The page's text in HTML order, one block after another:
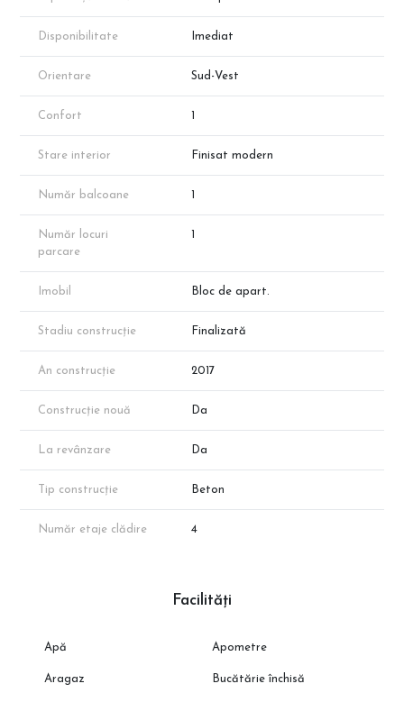
Disponibilitate Imediat
Orientare Sud-Vest
Confort
Stare interior Finisat modern
Număr balcoane
Număr locuri
parcare
Imobil Bloc de apart.
Stadiu construcție Finalizată
An construcție 2017
Construcție nouă Da
La revânzare Da
Tip construcție Beton
Număr etaje clădire 4
Facilități
Apă Apometre
Aragaz Bucătărie închisă